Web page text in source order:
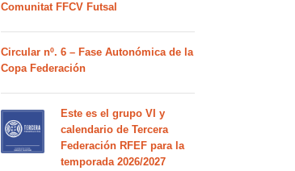
Comunitat FFCV Futsal
Circular nº. 6 – Fase Autonómica de la
Copa Federación
Este es el grupo VI y
calendario de Tercera
Federación RFEF para la
temporada 2026/2027